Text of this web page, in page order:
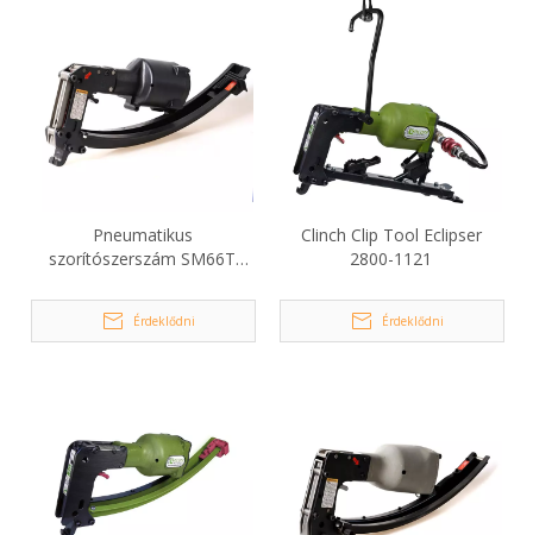
Pneumatikus
szorítószerszám SM66T
matracokhoz
Érdeklődni
Clinch Clip Tool Eclipser
2800-1121
Érdeklődni